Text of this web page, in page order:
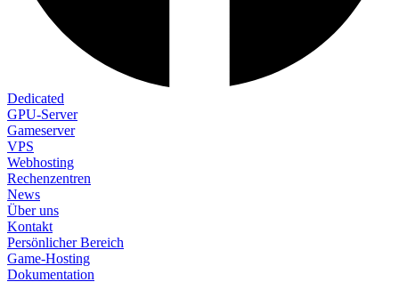
Dedicated
GPU-Server
Gameserver
VPS
Webhosting
Rechenzentren
News
Über uns
Kontakt
Persönlicher Bereich
Game-Hosting
Dokumentation